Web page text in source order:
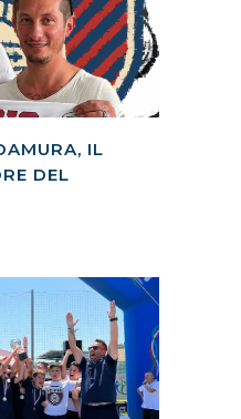
IL
DEL